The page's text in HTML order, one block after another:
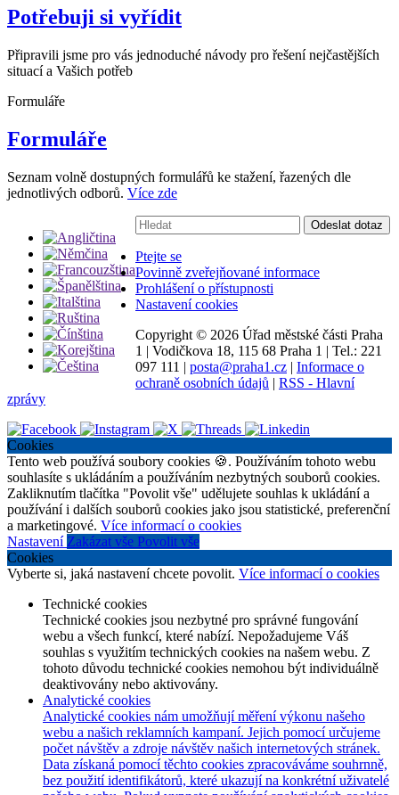
Potřebuji si vyřídit
Připravili jsme pro vás jednoduché návody pro řešení nejčastějších
situací a Vašich potřeb
Formuláře
Formuláře
Seznam volně dostupných formulářů ke stažení, řazených dle
jednotlivých odborů. Více zde
Vyhledávání:
Odeslat dotaz
Ptejte se
Povinně zveřejňované informace
Prohlášení o přístupnosti
Nastavení cookies
Copyright © 2026 Úřad městské části Praha
1 | Vodičkova 18, 115 68 Praha 1 | Tel.: 221
097 111 | posta@praha1.cz | Informace o
ochraně osobních údajů | RSS - Hlavní
zprávy
Cookies
Tento web používá soubory cookies 🍪. Používáním tohoto webu
souhlasíte s ukládáním a používáním nezbytných souborů cookies.
Zakliknutím tlačítka "Povolit vše" udělujete souhlas k ukládání a
používání i dalších souborů cookies jako jsou statistické, preferenční
a marketingové. Více informací o cookies
Nastavení Zakázat vše Povolit vše
Cookies
Vyberte si, jaká nastavení chcete povolit. Více informací o cookies
Technické cookies
Technické cookies jsou nezbytné pro správné fungování
webu a všech funkcí, které nabízí. Nepožadujeme Váš
souhlas s využitím technických cookies na našem webu. Z
tohoto důvodu technické cookies nemohou být individuálně
deaktivovány nebo aktivovány.
Analytické cookies
Analytické cookies nám umožňují měření výkonu našeho
webu a našich reklamních kampaní. Jejich pomocí určujeme
počet návštěv a zdroje návštěv našich internetových stránek.
Data získaná pomocí těchto cookies zpracováváme souhrnně,
bez použití identifikátorů, které ukazují na konkrétní uživatelé